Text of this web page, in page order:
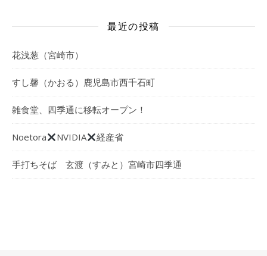
最近の投稿
花浅葱（宮崎市）
すし馨（かおる）鹿児島市西千石町
雑食堂、四季通に移転オープン！
Noetora NVIDIA 経産省
手打ちそば 玄渡（すみと）宮崎市四季通